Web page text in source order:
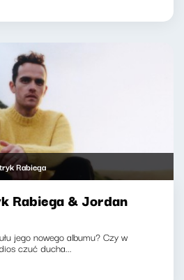
Rabiega
Rabiega & Jordan
jego nowego albumu? Czy w
czuć ducha...